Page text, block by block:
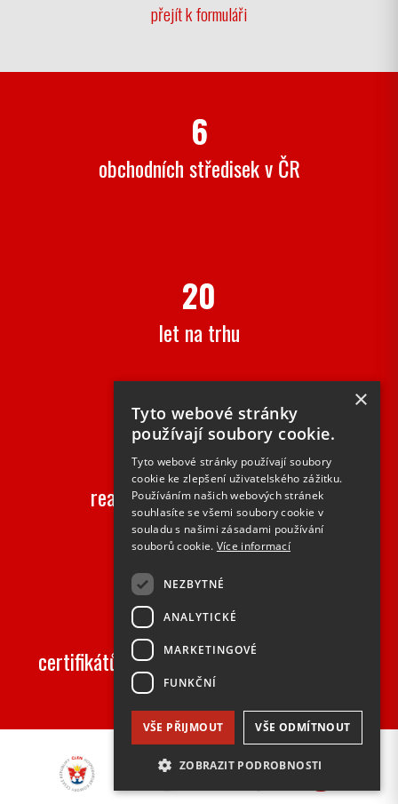
přejít k formuláři
6
obchodních středisek v ČR
20
let na trhu
2000+
realizovaných zakázek ročně
50+
certifikátů na speciální vlastnosti výrobků
×
Tyto webové stránky
používají soubory cookie.
Tyto webové stránky používají soubory
cookie ke zlepšení uživatelského zážitku.
Používáním našich webových stránek
souhlasíte se všemi soubory cookie v
souladu s našimi zásadami používání
souborů cookie. Více informací
NEZBYTNÉ
ANALYTICKÉ
MARKETINGOVÉ
FUNKČNÍ
VŠE PŘIJMOUT VŠE ODMÍTNOUT
ZOBRAZIT PODROBNOSTI